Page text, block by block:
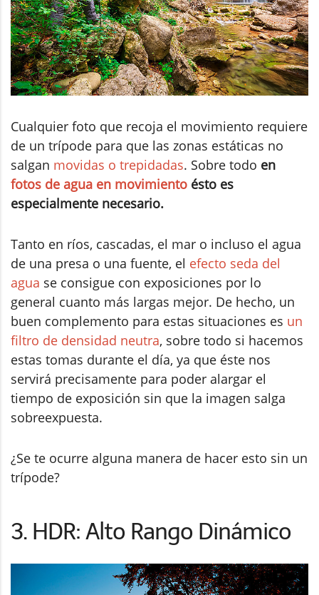
Cualquier foto que recoja el movimiento requiere
de un trípode para que las zonas estáticas no
salgan movidas o trepidadas. Sobre todo en
fotos de agua en movimiento ésto es
especialmente necesario.
Tanto en ríos, cascadas, el mar o incluso el agua
de una presa o una fuente, el efecto seda del
agua se consigue con exposiciones por lo
general cuanto más largas mejor. De hecho, un
buen complemento para estas situaciones es un
filtro de densidad neutra, sobre todo si hacemos
estas tomas durante el día, ya que éste nos
servirá precisamente para poder alargar el
tiempo de exposición sin que la imagen salga
sobreexpuesta.
¿Se te ocurre alguna manera de hacer esto sin un
trípode?
3. HDR: Alto Rango Dinámico